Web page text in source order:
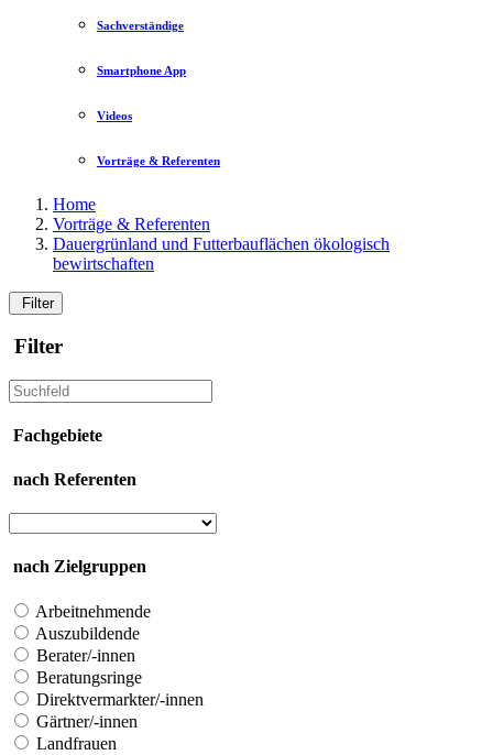
Sachverständige
Smartphone App
Videos
Vorträge & Referenten
Home
Vorträge & Referenten
Dauergrünland und Futterbauflächen ökologisch
bewirtschaften
Filter
Filter
Fachgebiete
nach Referenten
nach Zielgruppen
Arbeitnehmende
Auszubildende
Berater/-innen
Beratungsringe
Direktvermarkter/-innen
Gärtner/-innen
Landfrauen